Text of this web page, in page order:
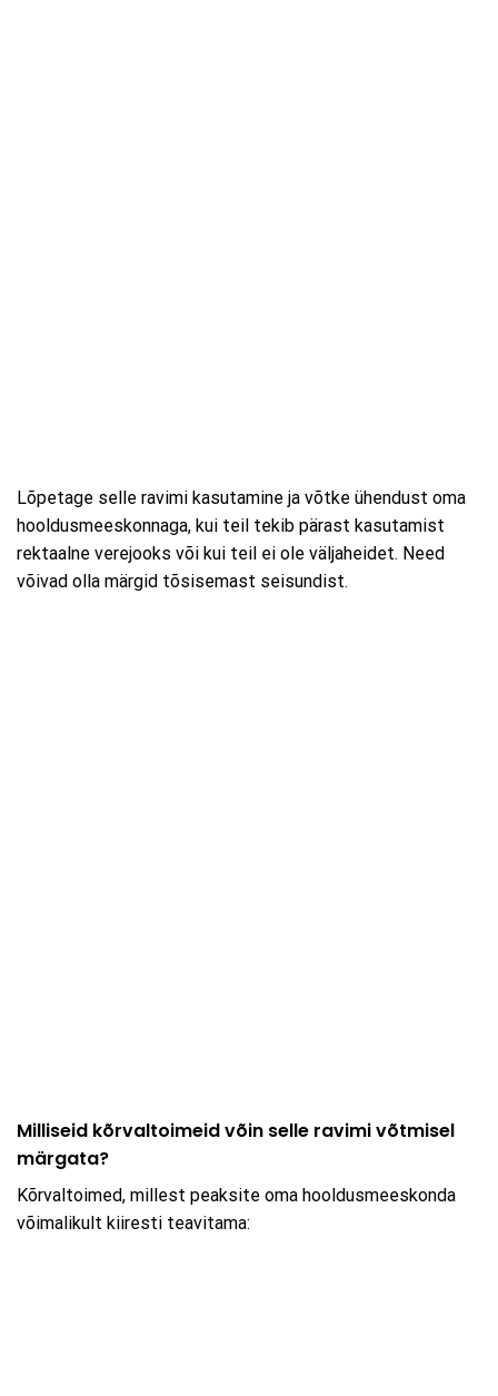
Lõpetage selle ravimi kasutamine ja võtke ühendust oma
hooldusmeeskonnaga, kui teil tekib pärast kasutamist
rektaalne verejooks või kui teil ei ole väljaheidet. Need
võivad olla märgid tõsisemast seisundist.
Milliseid kõrvaltoimeid võin selle ravimi võtmisel
märgata?
Kõrvaltoimed, millest peaksite oma hooldusmeeskonda
võimalikult kiiresti teavitama: